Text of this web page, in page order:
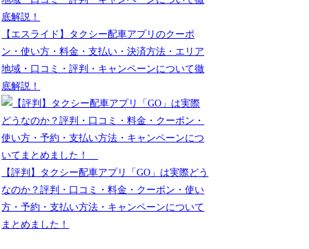
【エスライド】タクシー配車アプリのクーポ
ン・使い方・料金・支払い・決済方法・エリア
地域・口コミ・評判・キャンペーンについて徹
底解説！
【評判】タクシー配車アプリ「GO」は実際どう
なのか？評判・口コミ・料金・クーポン・使い
方・予約・支払い方法・キャンペーンについて
まとめました！